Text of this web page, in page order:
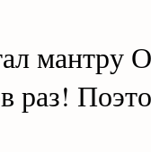
раз!